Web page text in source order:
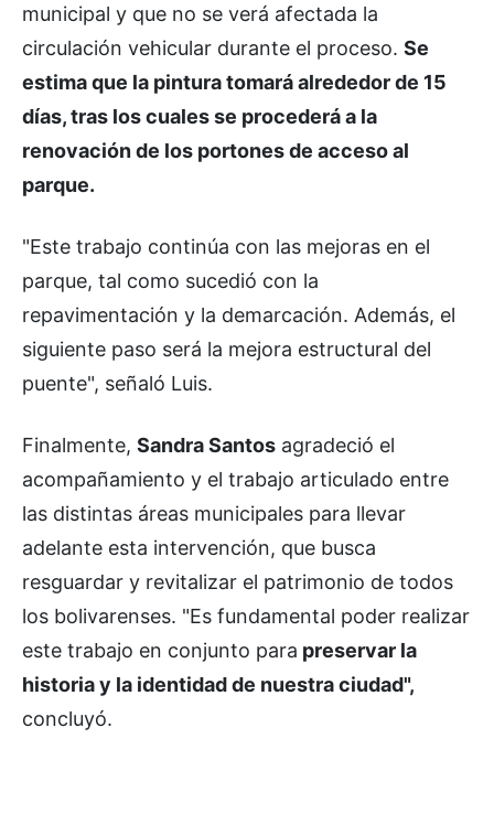
municipal y que no se verá afectada la
circulación vehicular durante el proceso. Se
estima que la pintura tomará alrededor de 15
días, tras los cuales se procederá a la
renovación de los portones de acceso al
parque.
"Este trabajo continúa con las mejoras en el
parque, tal como sucedió con la
repavimentación y la demarcación. Además, el
siguiente paso será la mejora estructural del
puente", señaló Luis.
Finalmente, Sandra Santos agradeció el
acompañamiento y el trabajo articulado entre
las distintas áreas municipales para llevar
adelante esta intervención, que busca
resguardar y revitalizar el patrimonio de todos
los bolivarenses. "Es fundamental poder realizar
este trabajo en conjunto para preservar la
historia y la identidad de nuestra ciudad",
concluyó.